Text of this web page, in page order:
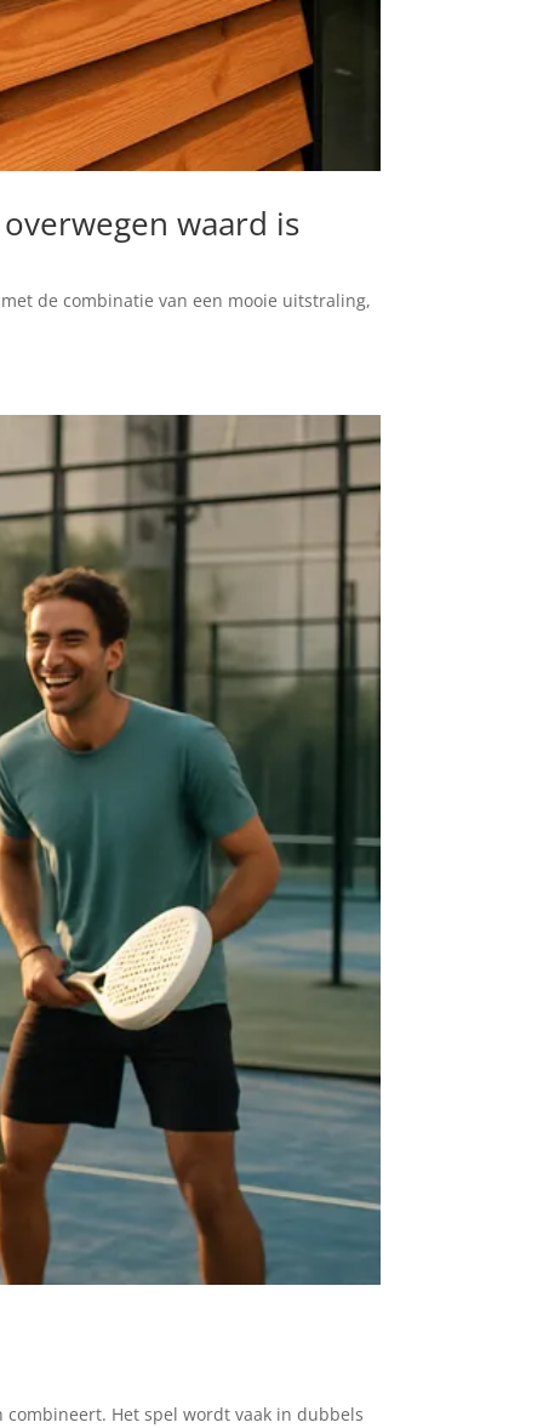
waard is
de combinatie van een mooie uitstraling,
Het spel wordt vaak in dubbels